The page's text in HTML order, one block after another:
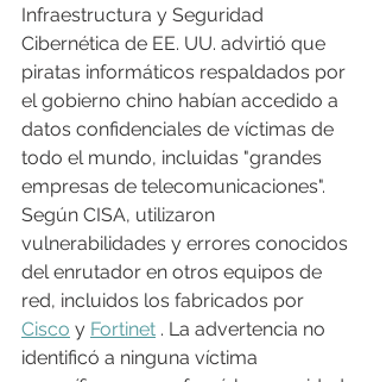
Infraestructura y Seguridad
Cibernética de EE. UU. advirtió que
piratas informáticos respaldados por
el gobierno chino habían accedido a
datos confidenciales de víctimas de
todo el mundo, incluidas "grandes
empresas de telecomunicaciones".
Según CISA, utilizaron
vulnerabilidades y errores conocidos
del enrutador en otros equipos de
red, incluidos los fabricados por
Cisco y Fortinet . La advertencia no
identificó a ninguna víctima